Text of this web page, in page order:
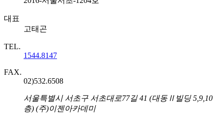
대표
고태곤
TEL.
1544.8147
FAX.
02)532.6508
서울특별시 서초구 서초대로77길 41 (대동Ⅱ빌딩 5,9,10
층) (주)이젠아카데미